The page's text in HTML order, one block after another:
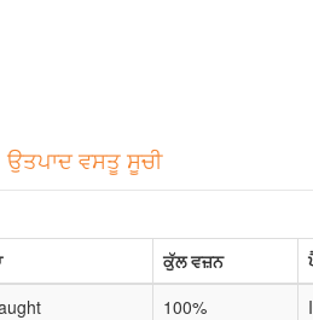
ਉਤਪਾਦ ਵਸਤੂ ਸੂਚੀ
ਕੁੱਲ ਵਜ਼ਨ
100%